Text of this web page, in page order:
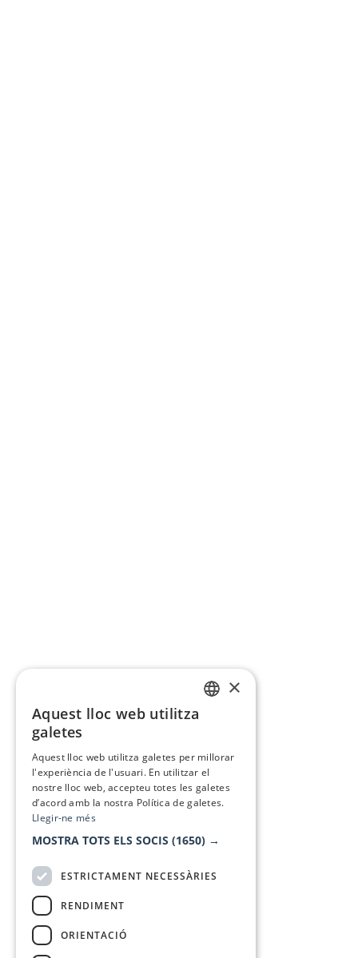
×
Aquest lloc web utilitza
galetes
Aquest lloc web utilitza galetes per millorar
l'experiència de l'usuari. En utilitzar el
nostre lloc web, accepteu totes les galetes
d’acord amb la nostra Política de galetes.
Llegir-ne més
MOSTRA TOTS ELS SOCIS (1650) →
ESTRICTAMENT NECESSÀRIES
RENDIMENT
ORIENTACIÓ